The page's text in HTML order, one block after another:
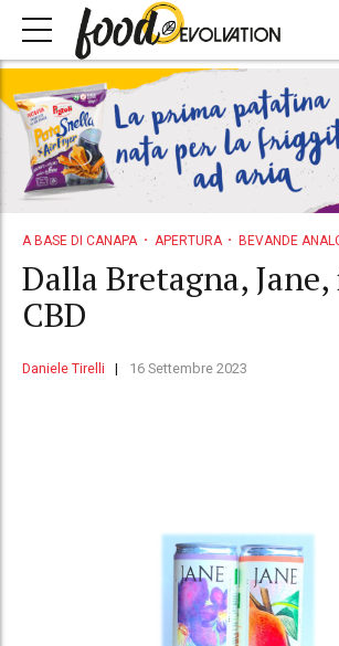
A BASE DI CANAPA APERTURA BEVANDE
Dalla Bretagna,
CBD
Daniele Tirelli 16 Settembre 2023